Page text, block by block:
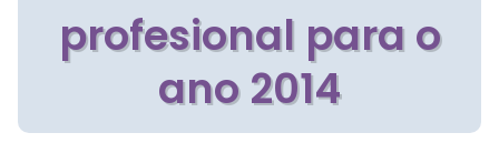
profesional para o
ano 2014